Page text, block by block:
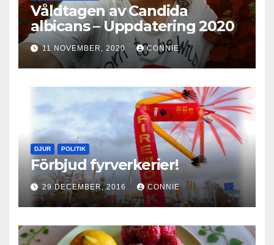
Våldtagen av Candida
albicans – Uppdatering 2020
11 NOVEMBER, 2020 CONNIE
DJUR POLITIK
Förbjud fyrverkerier!
29 DECEMBER, 2016 CONNIE